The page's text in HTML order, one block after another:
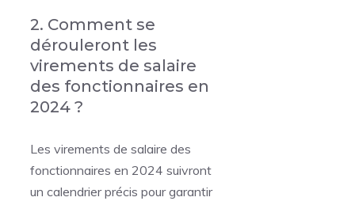
2. Comment se
dérouleront les
virements de salaire
des fonctionnaires en
2024 ?
Les virements de salaire des
fonctionnaires en 2024 suivront
un calendrier précis pour garantir